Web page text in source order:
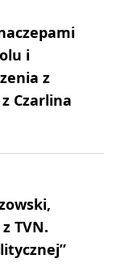
i
z
Czarlina
TVN.